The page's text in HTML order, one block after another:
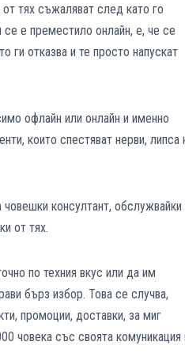
тях съжаляват след като го
е преместило онлайн, е, че се
ги отказва и те просто напускат
офлайн или онлайн и именно
които спестяват нерви, липса
консултант, обслужвайки
от тях.
по техния вкус или да им
бърз избор. Това се случва,
промоции, доставки, за миг
човека със своята комуникация